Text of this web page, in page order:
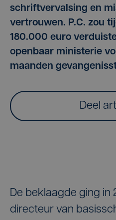
schriftvervalsing en
vertrouwen. P.C. zou
180.000 euro
openbaar ministerie
maanden
Deel
De beklaagde ging in
directeur van